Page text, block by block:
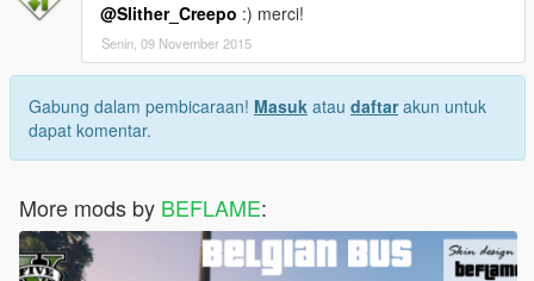
@Slither_Creepo :) merci!
Senin, 09 November 2015
Gabung dalam pembicaraan! Masuk atau daftarakun untuk
dapat komentar.
More mods by BEFLAME: